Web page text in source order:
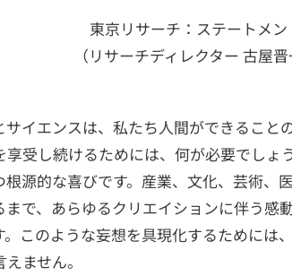
東京リサーチ：ステートメン
（リサーチディレクター 古屋晋
イエンスは、私たち人間ができること
受し続けるためには、何が必要でしょ
源的な喜びです。産業、文化、芸術、
で、あらゆるクリエイションに伴う感
このような妄想を具現化するためには
ません。